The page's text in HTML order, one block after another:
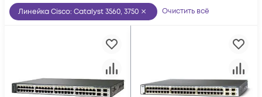
Линейка Cisco: Catalyst 3560, 3750 Очистить всё